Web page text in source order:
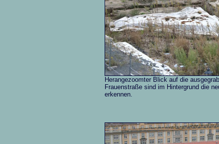
Herangezoomter Blick auf die
Frauenstraße sind im Hintergrund die
erkennen.